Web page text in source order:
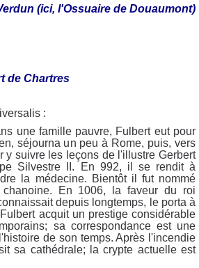
(ici, l'Ossuaire de Douaumont)
de Chartres
:
une famille pauvre, Fulbert eut pour
séjourna un peu à Rome, puis, vers
y suivre les leçons de l'illustre Gerbert
Silvestre II. En 992, il se rendit à
la médecine. Bientôt il fut nommé
chanoine. En 1006, la faveur du roi
depuis longtemps, le porta à
acquit un prestige considérable
sa correspondance est une
de son temps. Après l'incendie
sa cathédrale; la crypte actuelle est